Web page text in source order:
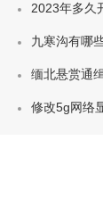
2023年多久
九寒沟有哪
缅北悬赏通
修改5g网络